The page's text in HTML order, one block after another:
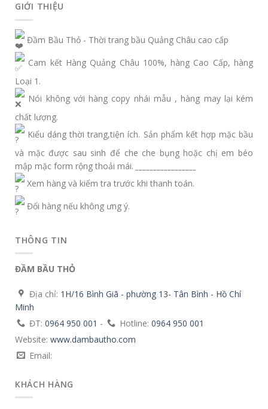
GIỚI THIỆU
Đầm Bầu Thỏ - Thời trang bầu Quảng Châu cao cấp
Cam kết Hàng Quảng Châu 100%, hàng Cao Cấp, hàng
Loại 1.
Nói không với hàng copy nhái mẫu , hàng may lại kém
chất lượng.
Kiểu dáng thời trang,tiện ích. Sản phẩm kết hợp mặc bầu
và mặc được sau sinh để che che bụng hoặc chị em béo
mập mặc form rộng thoải mái.
Xem hàng và kiểm tra trước khi thanh toán.
Đổi hàng nếu không ưng ý.
THÔNG TIN
ĐẦM BẦU THỎ
Địa chỉ: 1H/16 Bình Giã - phường 13- Tân Bình - Hồ Chí
Minh
ĐT: 0964 950 001 - Hotline: 0964 950 001
Website: www.dambautho.com
Email:
KHÁCH HÀNG